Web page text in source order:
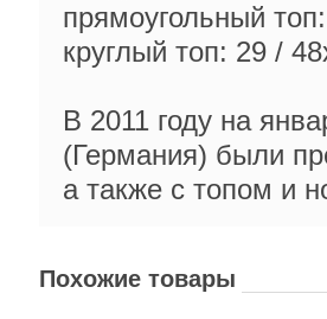
прямоугольный
круглый топ: 29 /
В 2011 году на
(Германия) были
а также с топом и
Похожие товары